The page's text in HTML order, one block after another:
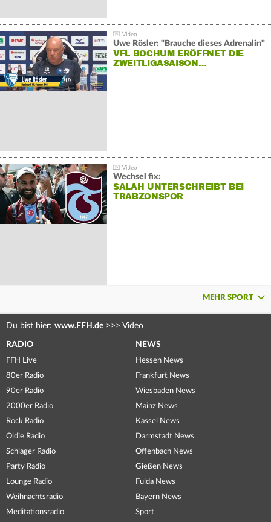
Uwe Rösler: "Brauche dieses Adrenalin"
VFL BOCHUM ERÖFFNET DIE
ZWEITLIGASAISON…
Wechsel fix:
SALAH UNTERSCHREIBT BEI
TRABZONSPOR
MEHR SPORT
Du bist hier: www.FFH.de >>> Video
RADIO
FFH Live
80er Radio
90er Radio
2000er Radio
Rock Radio
Oldie Radio
Schlager Radio
Party Radio
Lounge Radio
Weihnachtsradio
Meditationsradio
NEWS
Hessen News
Frankfurt News
Wiesbaden News
Mainz News
Kassel News
Darmstadt News
Offenbach News
Gießen News
Fulda News
Bayern News
Sport